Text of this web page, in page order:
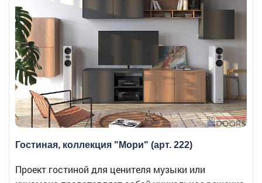
Гостиная, коллекция "Мори" (арт. 222)
Проект гостиной для ценителя музыки или